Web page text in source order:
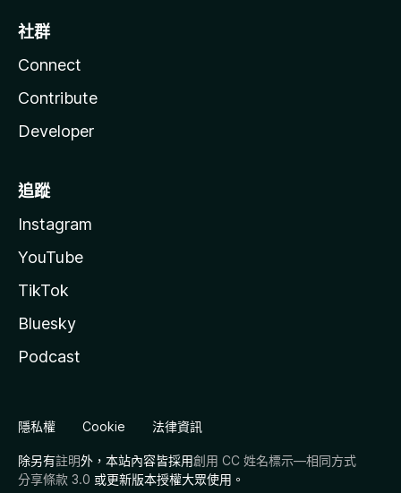
社群
Connect
Contribute
Developer
追蹤
Instagram
YouTube
TikTok
Bluesky
Podcast
隱私權 Cookie 法律資訊
除另有註明外，本站內容皆採用創用 CC 姓名標示—相同方式
分享條款 3.0 或更新版本授權大眾使用。